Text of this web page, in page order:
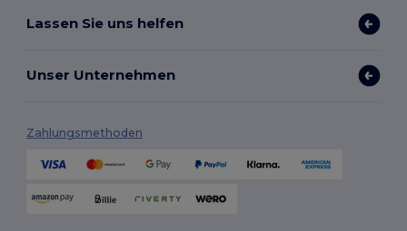
Lassen Sie uns helfen
Unser Unternehmen
Zahlungsmethoden